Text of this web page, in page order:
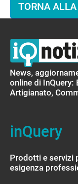
TORNA
IQ Notizie
News,
online di
Artigianato,
inQuery
Prodotti e servizi
esigenza